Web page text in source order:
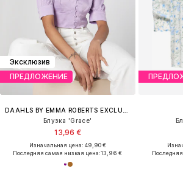
Эксклюзив
ПРЕДЛОЖЕНИЕ
Блузка 'Grace'
13,96 €
Изначальная цена: 49,90 €
Последняя самая низкая цена:13,96 €